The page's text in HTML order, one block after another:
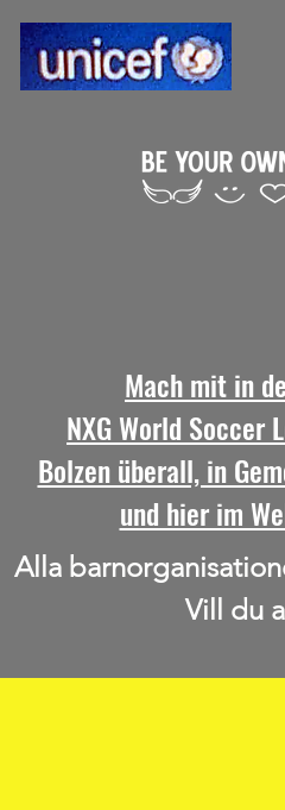
Mach mit in
NXG World Soccer
Bolzen überall, in
und hier im
Vill du
Alla